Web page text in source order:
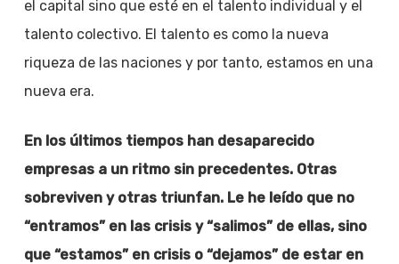
el capital sino que esté en el talento individual y el
talento colectivo. El talento es como la nueva
riqueza de las naciones y por tanto, estamos en una
nueva era.
En los últimos tiempos han desaparecido
empresas a un ritmo sin precedentes. Otras
sobreviven y otras triunfan. Le he leído que no
“entramos” en las crisis y “salimos” de ellas, sino
que “estamos” en crisis o “dejamos” de estar en